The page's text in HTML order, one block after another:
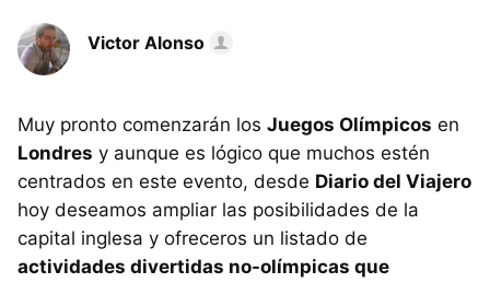
Victor Alonso
Muy pronto comenzarán los Juegos Olímpicos en
Londres y aunque es lógico que muchos estén
centrados en este evento, desde Diario del Viajero
hoy deseamos ampliar las posibilidades de la
capital inglesa y ofreceros un listado de
actividades divertidas no-olímpicas que